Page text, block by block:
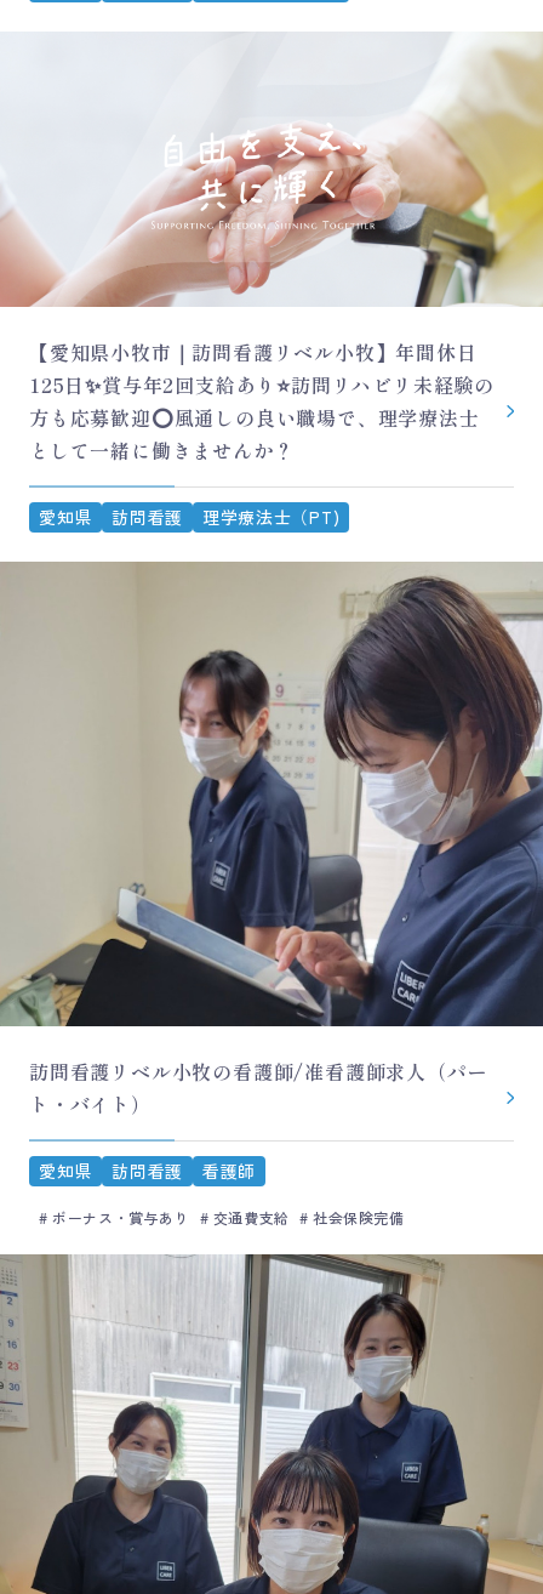
【愛知県小牧市｜訪問看護リベル小牧】年間休日
125日✨賞与年2回支給あり⭐訪問リハビリ未経験の
方も応募歓迎⭕風通しの良い職場で、理学療法士
として一緒に働きませんか？
愛知県 訪問看護 理学療法士（PT)
訪問看護リベル小牧の看護師/准看護師求人（パー
ト・バイト）
愛知県 訪問看護 看護師
ボーナス・賞与あり 交通費支給 社会保険完備